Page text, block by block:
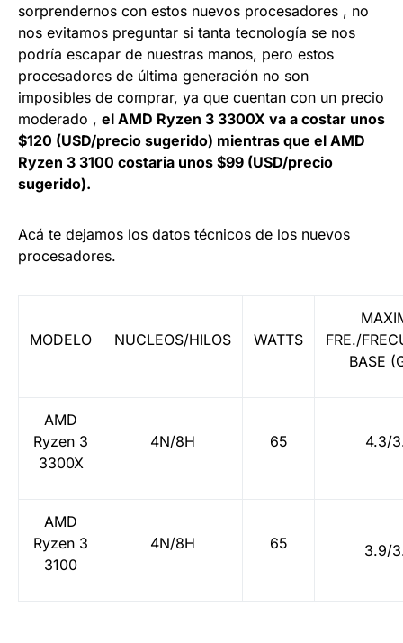
sorprendernos con estos nuevos procesadores , no
nos evitamos preguntar si tanta tecnología se nos
podría escapar de nuestras manos, pero estos
procesadores de última generación no son
imposibles de comprar, ya que cuentan con un precio
moderado , el AMD Ryzen 3 3300X va a costar unos
$120 (USD/precio sugerido) mientras que el AMD
Ryzen 3 3100 costaria unos $99 (USD/precio
sugerido).
Acá te dejamos los datos técnicos de los nuevos
procesadores.
MODELO NUCLEOS/HILOS WATTS
FRE./
BASE
AMD
Ryzen 3
3300X
4N/8H 65 4.3/
AMD
Ryzen 3
3100
4N/8H 65 3.9/